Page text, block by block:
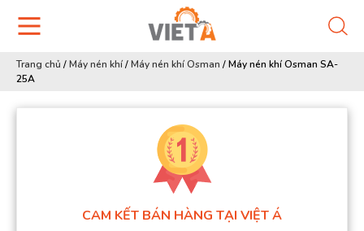
Trang chủ /Máy nén khí/Máy nén khí Osman /Máy nén khí Osman SA-
25A
CAM KẾT BÁN HÀNG TẠI VIỆT Á